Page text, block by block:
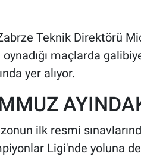
Teknik Direktörü
oynadığı maçlarda
yer alıyor.
ilk resmi
Ligi'nde yoluna